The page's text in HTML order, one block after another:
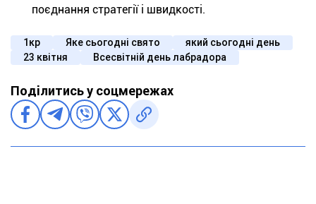
поєднання стратегії і швидкості.
1кр Яке сьогодні свято
який сьогодні день
23 квітня
Всесвітній день лабрадора
Поділитись у соцмережах